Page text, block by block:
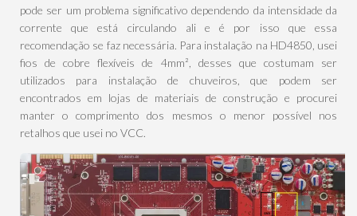
pode ser um problema significativo dependendo da intensidade da
corrente que está circulando ali e é por isso que essa
recomendação se faz necessária. Para instalação na HD4850, usei
fios de cobre flexíveis de 4mm², desses que costumam ser
utilizados para instalação de chuveiros, que podem ser
encontrados em lojas de materiais de construção e procurei
manter o comprimento dos mesmos o menor possível nos
retalhos que usei no VCC.